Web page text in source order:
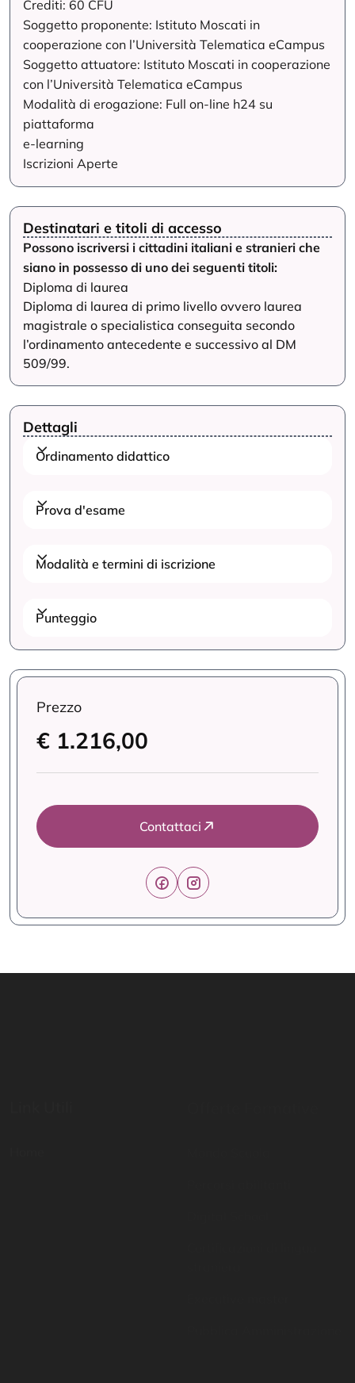
Crediti: 60 CFU
Soggetto proponente: Istituto Moscati in
cooperazione con l’Università Telematica eCampus
Soggetto attuatore: Istituto Moscati in cooperazione
con l’Università Telematica eCampus
Modalità di erogazione: Full on-line h24 su
piattaforma
e-learning
Iscrizioni Aperte
Destinatari e titoli di accesso
Possono iscriversi i cittadini italiani e stranieri che
siano in possesso di uno dei seguenti titoli:
Diploma di laurea
Diploma di laurea di primo livello ovvero laurea
magistrale o specialistica conseguita secondo
l’ordinamento antecedente e successivo al DM
509/99.
Dettagli
Ordinamento didattico
Prova d'esame
Modalità e termini di iscrizione
Punteggio
Prezzo
€ 1.216,00
Contattaci